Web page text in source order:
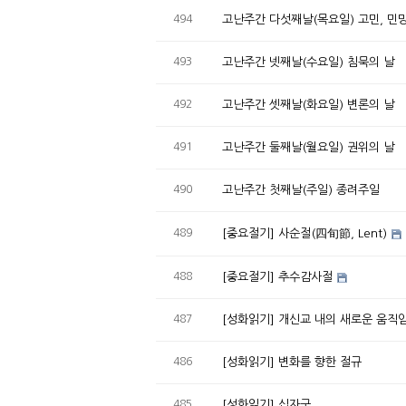
494 고난주간 다섯째날(목요일) 고민, 민
493 고난주간 넷째날(수요일) 침묵의 날
492 고난주간 셋째날(화요일) 변론의 날
491 고난주간 둘째날(월요일) 권위의 날
490 고난주간 첫째날(주일) 종려주일
489 [중요절기] 사순절(四旬節, Lent)
488 [중요절기] 추수감사절
487 [성화읽기] 개신교 내의 새로운 움직
486 [성화읽기] 변화를 향한 절규